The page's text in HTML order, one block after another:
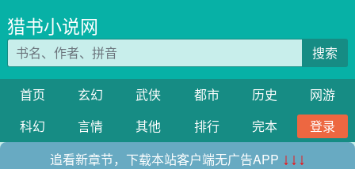
猎书小说网
搜索
首页 玄幻 武侠 都市 历史
网游
科幻
言情 其他 排行 完本
登录
追看新章节，下载本站客户端无广告APP ↓↓↓